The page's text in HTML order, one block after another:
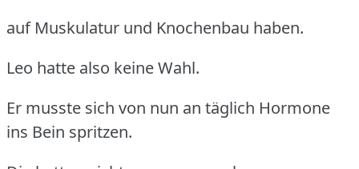
auf Muskulatur und Knochenbau haben.
Leo hatte also keine Wahl.
Er musste sich von nun an täglich Hormone
ins Bein spritzen.